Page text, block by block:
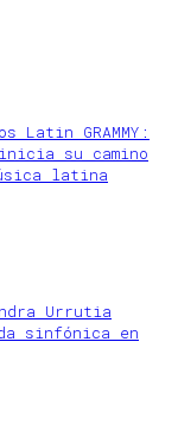
Latin GRAMMY:
su camino
latina
Urrutia
sinfónica en